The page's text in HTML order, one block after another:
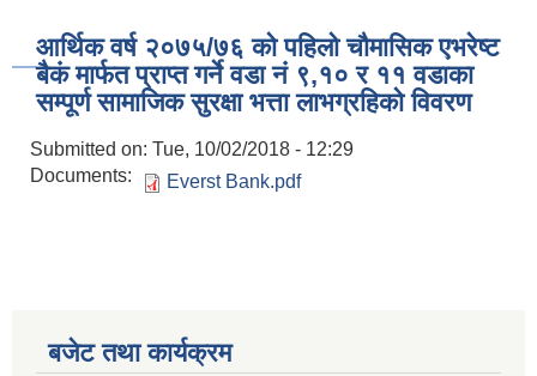
आर्थिक वर्ष २०७५/७६ को पहिलो चौमासिक एभरेष्ट
बैकं मार्फत प्राप्त गर्ने वडा नं ९,१० र ११ वडाका
सम्पूर्ण सामाजिक सुरक्षा भत्ता लाभग्रहिको विवरण
Submitted on: Tue, 10/02/2018 - 12:29
Documents:
Everst Bank.pdf
बजेट तथा कार्यक्रम